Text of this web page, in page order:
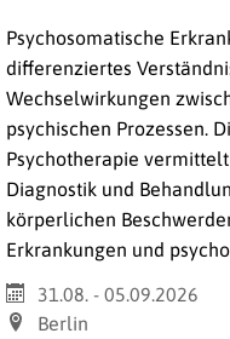
Psychosomatische
differenziertes
Wechselwirkungen
psychischen Prozessen.
Psychotherapie
Diagnostik und
körperlichen
Erkrankungen und
31.08. - 05.09.2026
Berlin